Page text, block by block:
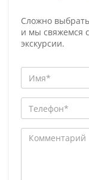
Сложно
и мы свяжемся
экскурсии.